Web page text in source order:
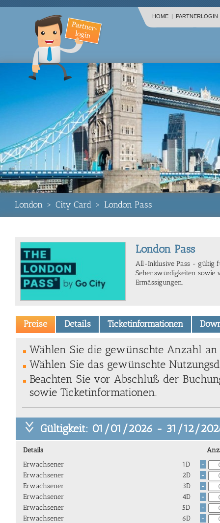
HOME | PARTNERLOGIN
London > City Card > London Pass
London Pass
All-Inklusive Pass - gültig
Sehenswürdigkeiten sowie
Ermässigungen.
Preise Details Ticketinformationen
Wählen Sie die gewünschte Anzahl an
Wählen Sie das gewünschte
Beachten Sie vor Abschluß der
sowie Ticketinformationen.
Gültigkeit: 01/01/2026 - 31/12/
Details
Erwachsener
1D -
Erwachsener 2D -
Erwachsener 3D -
Erwachsener 4D -
Erwachsener 5D -
Erwachsener 6D -